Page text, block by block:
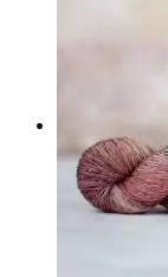
Блог о вязании